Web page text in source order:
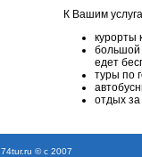
К Вашим
курорты
большой
едет
туры по
отдых
74tur.ru © с 2007